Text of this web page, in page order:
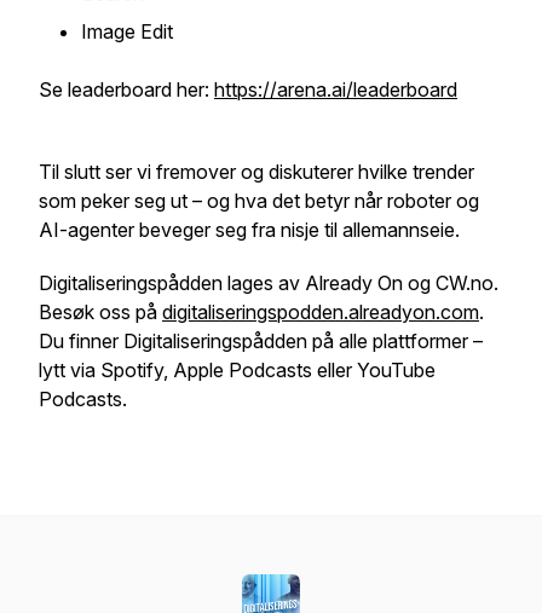
Image Edit
Se leaderboard her: https://arena.ai/leaderboard
Til slutt ser vi fremover og diskuterer hvilke trender
som peker seg ut – og hva det betyr når roboter og
AI-agenter beveger seg fra nisje til allemannseie.
Digitaliseringspådden lages av Already On og CW.no.
Besøk oss på digitaliseringspodden.alreadyon.com.
Du finner Digitaliseringspådden på alle plattformer –
lytt via Spotify, Apple Podcasts eller YouTube
Podcasts.